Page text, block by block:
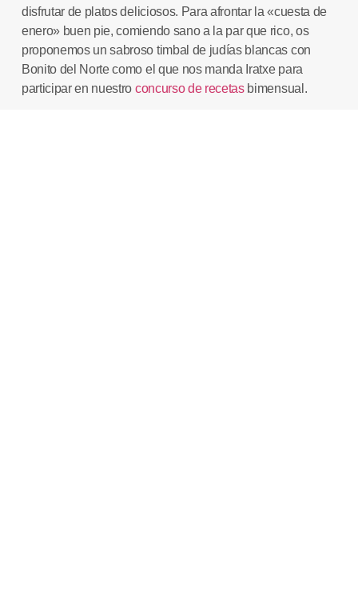
disfrutar de platos deliciosos. Para afrontar la «cuesta de
enero» buen pie, comiendo sano a la par que rico, os
proponemos un sabroso timbal de judías blancas con
Bonito del Nortecomo el que nos manda Iratxe para
participar en nuestro concurso de recetasbimensual.